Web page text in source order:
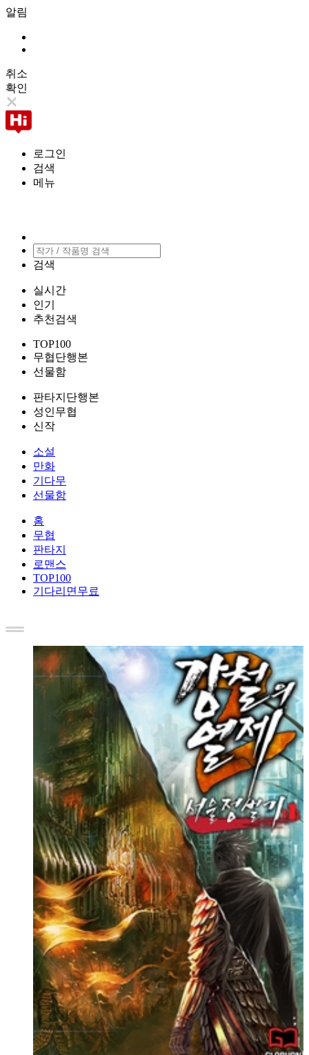
알림
취소
확인
로그인
검색
메뉴
검색
실시간
인기
추천검색
TOP100
무협단행본
선물함
판타지단행본
성인무협
신작
소설
만화
기다무
선물함
홈
무협
판타지
로맨스
TOP100
기다리면무료